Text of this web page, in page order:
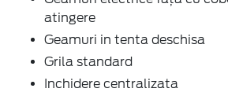
atingere
Geamuri in tenta deschisa
Grila standard
Inchidere centralizata